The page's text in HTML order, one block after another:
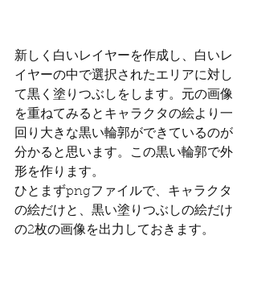
新しく白いレイヤーを作成し、白いレ
イヤーの中で選択されたエリアに対し
て黒く塗りつぶしをします。元の画像
を重ねてみるとキャラクタの絵より一
回り大きな黒い輪郭ができているのが
分かると思います。この黒い輪郭で外
形を作ります。
ひとまずpngファイルで、キャラクタ
の絵だけと、黒い塗りつぶしの絵だけ
の2枚の画像を出力しておきます。